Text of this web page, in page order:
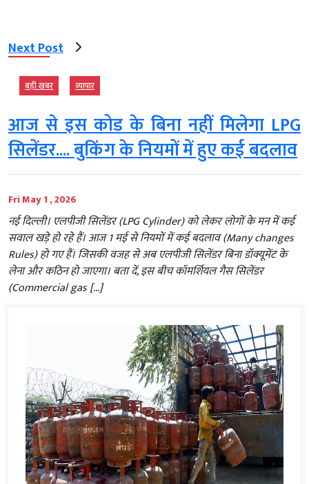
Next Post
बड़ी खबर व्‍यापार
आज से इस कोड के बिना नहीं मिलेगा LPG
सिलेंडर.... बुकिंग के नियमों में हुए कई बदलाव
Fri May 1 , 2026
नई दिल्ली। एलपीजी सिलेंडर (LPG Cylinder) को लेकर लोगों के मन में कई
सवाल खड़े हो रहे हैं। आज 1 मई से नियमों में कई बदलाव (Many changes
Rules) हो गए हैं। जिसकी वजह से अब एलपीजी सिलेंडर बिना डॉक्यूमेंट के
लेना और कठिन हो जाएगा। बता दें, इस बीच कॉमर्शियल गैस सिलेंडर
(Commercial gas […]